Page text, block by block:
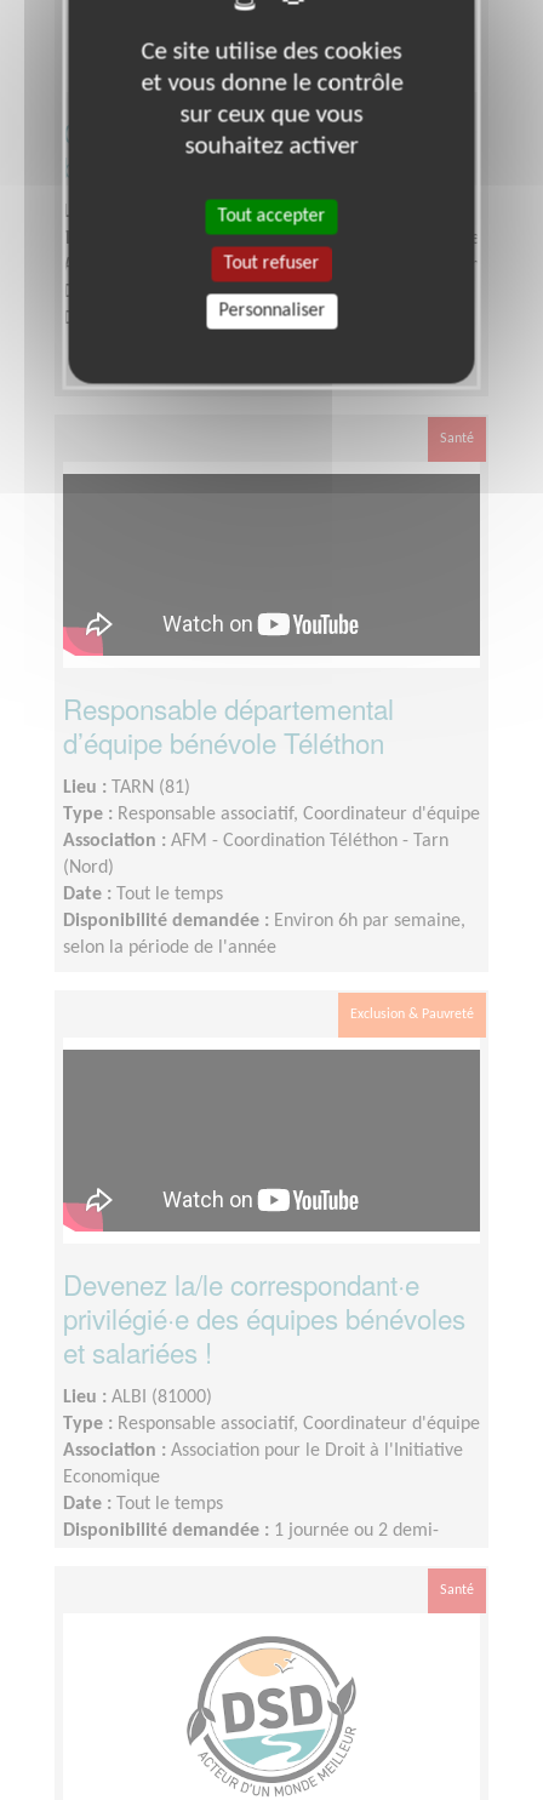
Coordinateur de la recherche de
bénévoles
Lieu :
Responsable associatif, Coordinateur d'équipe
Association :
Vacances et Familles - Antenne du Tarn
Date :
Tout le temps
Disponibilité demandée :2h par semaine
Santé
Responsable départemental
d’équipe bénévole Téléthon
Lieu :
TARN (81)
Type : Responsable associatif, Coordinateur d'équipe
Association : AFM - Coordination Téléthon - Tarn
(Nord)
Date :
Tout le temps
Disponibilité demandée : Environ 6h par semaine,
selon la période de l'année
Exclusion & Pauvreté
Devenez la/le correspondant·e
privilégié·e des équipes bénévoles
et salariées !
Lieu : ALBI (81000)
Type : Responsable associatif, Coordinateur d'équipe
Association : Association pour le Droit à l'Initiative
Economique
Date :
Tout le temps
Disponibilité demandée : 1 journée ou 2 demi-
Santé
Ce site utilise des cookies
et vous donne le contrôle
sur ceux que vous
souhaitez activer
Tout accepter
Tout refuser
Personnaliser